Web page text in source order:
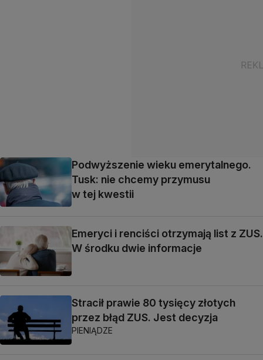
Podwyższenie wieku emerytalnego.
Tusk: nie chcemy przymusu
w tej kwestii
Emeryci i renciści otrzymają list z ZUS.
W środku dwie informacje
Stracił prawie 80 tysięcy złotych
przez błąd ZUS. Jest decyzja
PIENIĄDZE